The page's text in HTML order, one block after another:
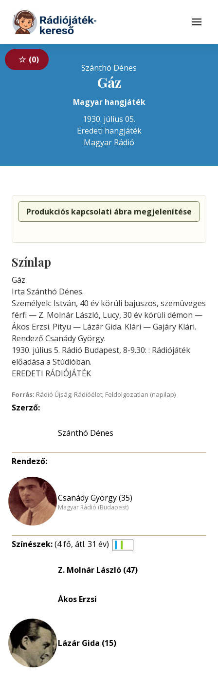
Tovább a tartalomhoz
Menü
0
Szánthó Dénes
Gáz
Magyar hangjáték
1930. július 05.
Eredeti hangjáték
Magyar Rádió
Produkciós kapcsolati ábra megjelenítése
Színlap
Gáz
Irta Szánthó Dénes.
Személyek: István, 40 év körüli bajuszos, szemüveges
férfi — Z. Molnár László, Lucy, 30 év körüli démon —
Ákos Erzsi. Pityu — Lázár Gida. Klári — Gajáry Klári.
Rendező Csanády György.
1930. július 5. Rádió Budapest, 8-9.30: : Rádiójáték
előadása a Stúdióban.
EREDETI RÁDIÓJÁTÉK
Forrás: Rádió Újság; Rádióélet; Feldolgozatlan (napilap)
Szerző:
Szánthó Dénes
Rendező:
Csanády György (35)
Magyar Rádió (Budapest)
Színészek:(4 fő, átl. 31 év)
eloszlás
Z. Molnár László (47)
Ákos Erzsi
Lázár Gida (15)